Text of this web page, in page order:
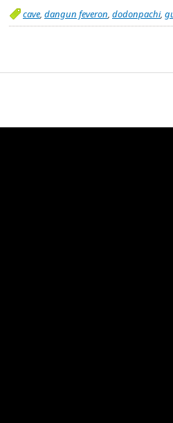
cave, dangun feveron, dodonpachi,